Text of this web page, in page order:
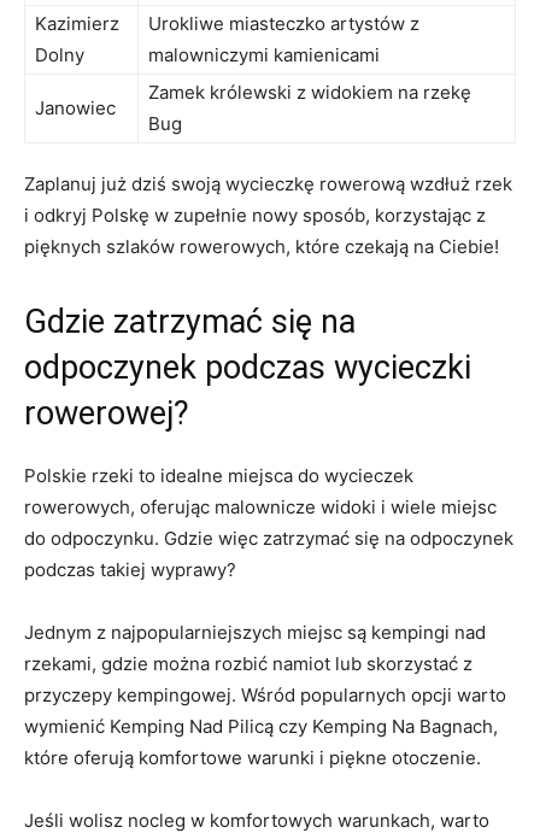
Kazimierz
Dolny
Urokliwe miasteczko artystów z
malowniczymi kamienicami
Janowiec
Zamek królewski z widokiem na rzekę
Bug
Zaplanuj ‌już dziś swoją wycieczkę rowerową wzdłuż‌ rzek
i odkryj Polskę w zupełnie nowy sposób, korzystając z
pięknych szlaków rowerowych, które czekają na Ciebie!
Gdzie zatrzymać się na
odpoczynek podczas wycieczki
rowerowej?
Polskie rzeki to idealne miejsca do wycieczek⁣
rowerowych, oferując malownicze widoki ‍i wiele miejsc
do odpoczynku. Gdzie więc zatrzymać się na odpoczynek
podczas‌ takiej wyprawy?
Jednym z​ najpopularniejszych miejsc są kempingi nad
rzekami, gdzie można rozbić namiot​ lub skorzystać z
przyczepy kempingowej. Wśród popularnych opcji warto
wymienić Kemping Nad Pilicą czy Kemping Na Bagnach,
które oferują komfortowe warunki⁤ i piękne otoczenie.
Jeśli wolisz nocleg w komfortowych warunkach, warto